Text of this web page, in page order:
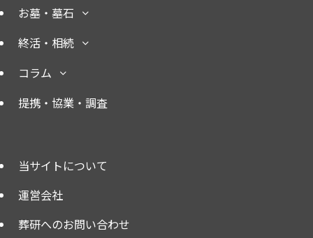
お墓・墓石
終活・相続
コラム
提携・協業・調査
当サイトについて
運営会社
葬研へのお問い合わせ